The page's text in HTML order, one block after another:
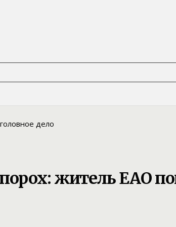
житель ЕАО